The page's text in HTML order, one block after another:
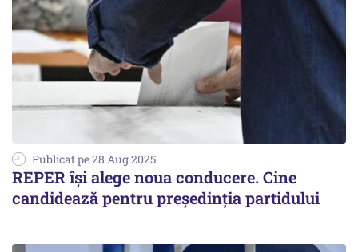
Publicat pe 28 Aug 2025
REPER își alege noua conducere. Cine
candidează pentru președinția partidului